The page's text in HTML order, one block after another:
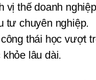
tư chuyên nghiệp.
lâu dài.